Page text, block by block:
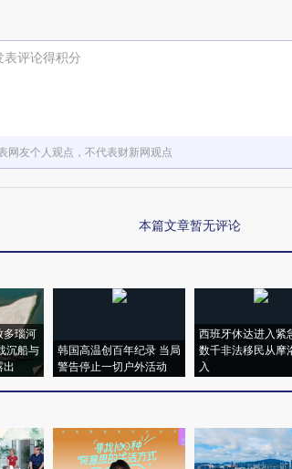
表评论得积分
网友个人观点，不代表财新网观点
本篇文章暂无评论
多瑙河
沉船与
出
韩国高温创百年纪录 当局
警告停止一切户外活动
西班牙休达进入紧
数千非法移民从摩
入